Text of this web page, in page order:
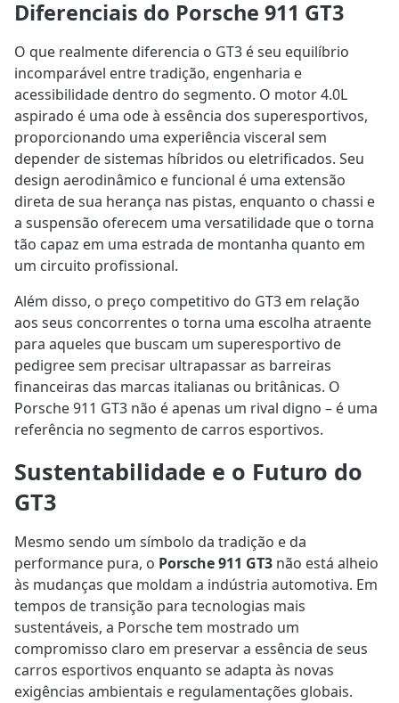
Diferenciais do Porsche 911 GT3
O que realmente diferencia o GT3 é seu equilíbrio
incomparável entre tradição, engenharia e
acessibilidade dentro do segmento. O motor 4.0L
aspirado é uma ode à essência dos superesportivos,
proporcionando uma experiência visceral sem
depender de sistemas híbridos ou eletrificados. Seu
design aerodinâmico e funcional é uma extensão
direta de sua herança nas pistas, enquanto o chassi e
a suspensão oferecem uma versatilidade que o torna
tão capaz em uma estrada de montanha quanto em
um circuito profissional.
Além disso, o preço competitivo do GT3 em relação
aos seus concorrentes o torna uma escolha atraente
para aqueles que buscam um superesportivo de
pedigree sem precisar ultrapassar as barreiras
financeiras das marcas italianas ou britânicas. O
Porsche 911 GT3 não é apenas um rival digno – é uma
referência no segmento de carros esportivos.
Sustentabilidade e o Futuro do
GT3
Mesmo sendo um símbolo da tradição e da
performance pura, o Porsche 911 GT3 não está alheio
às mudanças que moldam a indústria automotiva. Em
tempos de transição para tecnologias mais
sustentáveis, a Porsche tem mostrado um
compromisso claro em preservar a essência de seus
carros esportivos enquanto se adapta às novas
exigências ambientais e regulamentações globais.